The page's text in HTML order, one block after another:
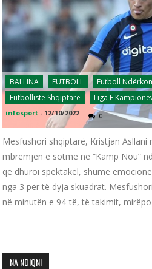
BALLINA FUTBOLL
Futboll
Futbollistë Shqiptarë
Liga E
infosport - 12/10/2022 0
Mesfushori shqiptarë, Kristjan
mbrëmjen e sotme në “Kamp Nou”
që dhuroi spektakël, shumë
nga 3 për të dyja skuadrat.
në minutën e 94-të, të takimit, mirëpo
NA NDIQNI